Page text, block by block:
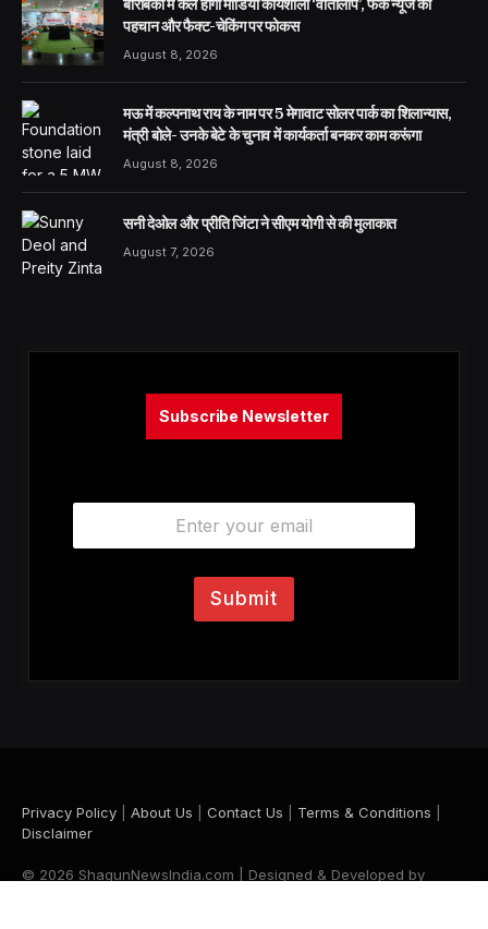
बाराबंकी में कल होगी मीडिया कार्यशाला ‘वार्तालाप’, फेक न्यूज की
पहचान और फैक्ट-चेकिंग पर फोकस
August 8, 2026
मऊ में कल्पनाथ राय के नाम पर 5 मेगावाट सोलर पार्क का शिलान्यास,
मंत्री बोले- उनके बेटे के चुनाव में कार्यकर्ता बनकर काम करूंगा
August 8, 2026
सनी देओल और प्रीति जिंटा ने सीएम योगी से की मुलाकात
August 7, 2026
Subscribe Newsletter
E
a
Submit
Privacy Policy About Us Contact Us Terms & Conditions
Disclaimer
© 2026 ShagunNewsIndia.com | Designed & Developed by